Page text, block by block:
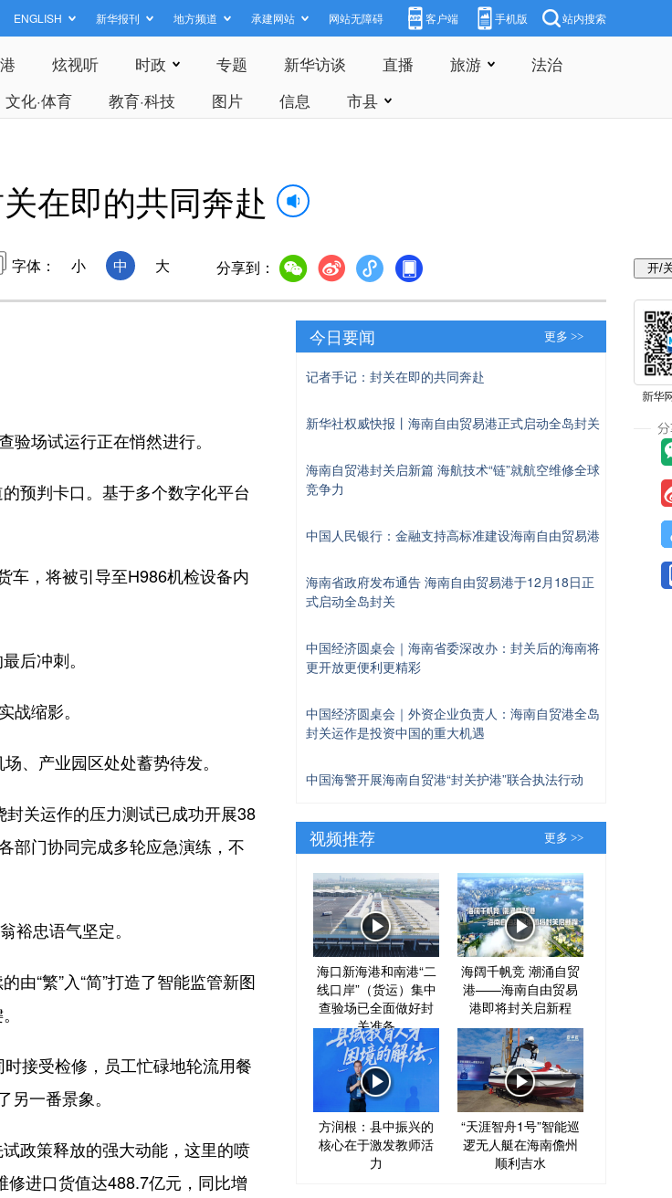
ENGLISH 新华报刊 地方频道 承建网站 网站无障碍 客户端 手机版 站内搜索
炫视听 时政 专题 新华访谈 直播 旅游
法治
文化·体育 教育·科技 图片 信息 市县
在即的共同奔赴
字体： 小 中 大 分享到：
场试运行正在悄然进行。
预判卡口。基于多个数字化平台
，将被引导至H986机检设备内
后冲刺。
缩影。
产业园区处处蓄势待发。
关运作的压力测试已成功开展38
部门协同完成多轮应急演练，不
裕忠语气坚定。
“繁”入“简”打造了智能监管新图
接受检修，员工忙碌地轮流用餐
一番景象。
政策释放的强大动能，这里的喷
进口货值达488.7亿元，同比增
今日要闻 更多 >>
记者手记：封关在即的共同奔赴
新华社权威快报丨海南自由贸易港正式启动全岛封关
海南自贸港封关启新篇 海航技术“链”就航空维修全球
竞争力
中国人民银行：金融支持高标准建设海南自由贸易港
海南省政府发布通告 海南自由贸易港于12月18日正
式启动全岛封关
中国经济圆桌会｜海南省委深改办：封关后的海南将
更开放更便利更精彩
中国经济圆桌会｜外资企业负责人：海南自贸港全岛
封关运作是投资中国的重大机遇
中国海警开展海南自贸港“封关护港”联合执法行动
视频推荐 更多 >>
海口新海港和南港“二
线口岸”（货运）集中
查验场已全面做好封
关准备
海阔千帆竞 潮涌自贸
港——海南自由贸易
港即将封关启新程
方润根：县中振兴的
核心在于激发教师活
力
“天涯智舟1号”智能巡
逻无人艇在海南儋州
顺利吉水